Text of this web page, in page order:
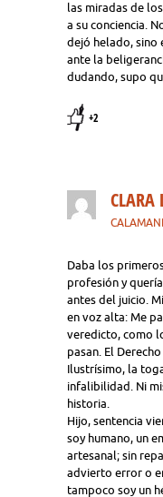
las miradas de
a su conciencia.
dejó helado, sino
ante la
dudando, supo
+2
Daba los
profesión y
antes del juicio.
en voz alta: Me
veredicto, como
pasan. El
Ilustrísimo, la
infalibilidad. Ni
historia.
Hijo, sentencia
soy humano, un
artesanal; sin
advierto error o
tampoco soy un